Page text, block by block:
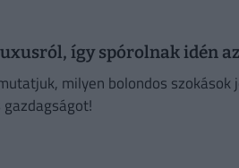
így spórolnak idén
milyen bolondos